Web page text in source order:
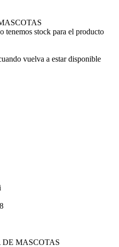
tenemos stock para el producto
vuelva a estar disponible
MASCOTAS